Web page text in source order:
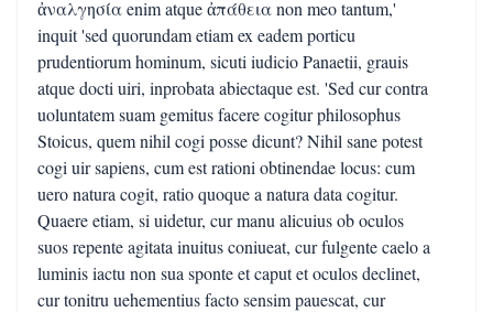
ἀναλγησία enim atque ἀπάθεια non meo tantum,'
inquit 'sed quorundam etiam ex eadem porticu
prudentiorum hominum, sicuti iudicio Panaetii, grauis
atque docti uiri, inprobata abiectaque est. 'Sed cur contra
uoluntatem suam gemitus facere cogitur philosophus
Stoicus, quem nihil cogi posse dicunt? Nihil sane potest
cogi uir sapiens, cum est rationi obtinendae locus: cum
uero natura cogit, ratio quoque a natura data cogitur.
Quaere etiam, si uidetur, cur manu alicuius ob oculos
suos repente agitata inuitus coniueat, cur fulgente caelo a
luminis iactu non sua sponte et caput et oculos declinet,
cur tonitru uehementius facto sensim pauescat, cur